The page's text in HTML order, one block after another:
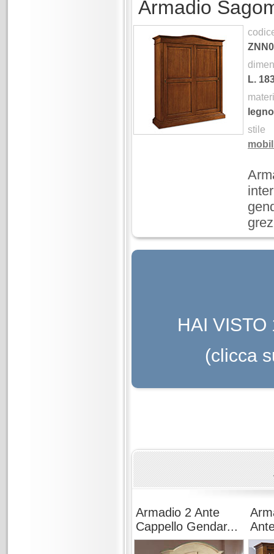
Armadio
L.
legno
stile
HAI
(clicca
Armadio 2 Ante
Cappello Gendar...